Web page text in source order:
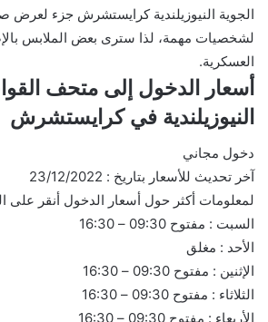
الجوية النيوزيلندية كرايستشرش جزء
لشخصيات مهمة، لذا سترى بعض الملابس
العسكرية.
أسعار الدخول إلى متحف
النيوزيلندية في كرايستشرش
دخول مجاني
آخر تحديث للأسعار بتاريخ : 23/12/2022
لمعلومات أكثر حول أسعار الدخول أنقر على
السبت : مفتوح 09:30 – 16:30
الأحد : مغلق
الإثنين : مفتوح 09:30 – 16:30
الثلاثاء : مفتوح 09:30 – 16:30
الأربعاء : مفتوح 09:30 – 16:30